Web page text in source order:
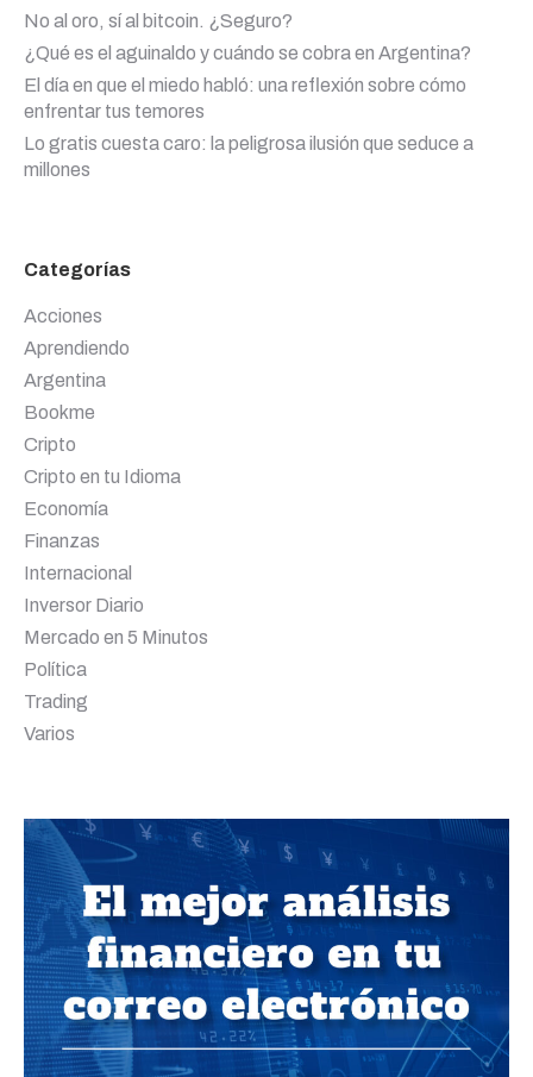
No al oro, sí al bitcoin. ¿Seguro?
¿Qué es el aguinaldo y cuándo se cobra en Argentina?
El día en que el miedo habló: una reflexión sobre cómo
enfrentar tus temores
Lo gratis cuesta caro: la peligrosa ilusión que seduce a
millones
Categorías
Acciones
Aprendiendo
Argentina
Bookme
Cripto
Cripto en tu Idioma
Economía
Finanzas
Internacional
Inversor Diario
Mercado en 5 Minutos
Política
Trading
Varios